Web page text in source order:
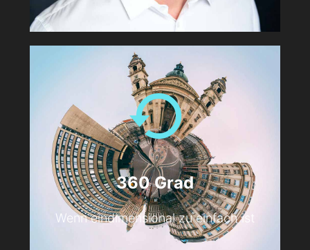
360 Grad
Wenn eindimensional zu einfach ist